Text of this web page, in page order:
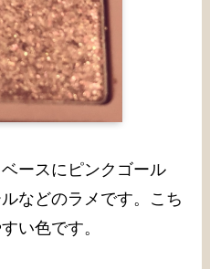
ースにピンクゴール
などのラメです。こち
い色です。